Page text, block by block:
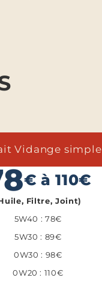
Vidange simple
€ à 110€
Filtre, Joint)
5W40 : 78€
5W30 : 89€
0W30 : 98€
0W20 : 110€